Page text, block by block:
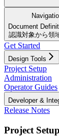
Document
認識対象から領
Get Started
Design Tools
Project Setup
Administration
Operator Guides
Developer &
Release Notes
Project